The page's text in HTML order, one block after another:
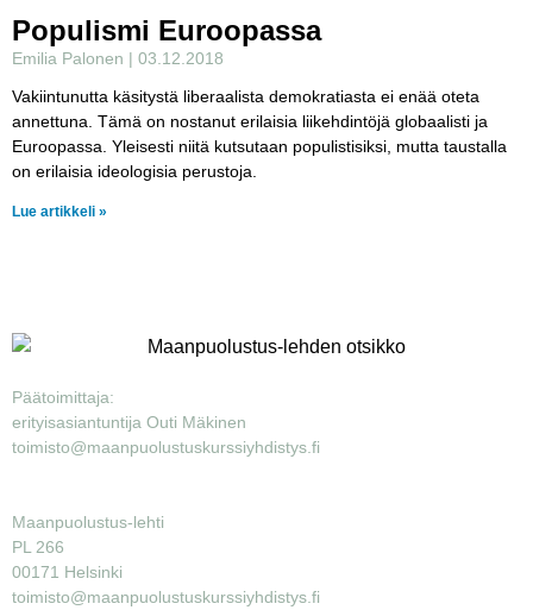
Populismi Euroopassa
Emilia Palonen
03.12.2018
Vakiintunutta käsitystä liberaalista demokratiasta ei enää oteta
annettuna. Tämä on nostanut erilaisia liikehdintöjä globaalisti ja
Euroopassa. Yleisesti niitä kutsutaan populistisiksi, mutta taustalla
on erilaisia ideologisia perustoja.
Lue artikkeli »
Päätoimittaja:
erityisasiantuntija Outi Mäkinen
toimisto@maanpuolustuskurssiyhdistys.fi
Maanpuolustus-lehti
PL 266
00171 Helsinki
toimisto@maanpuolustuskurssiyhdistys.fi